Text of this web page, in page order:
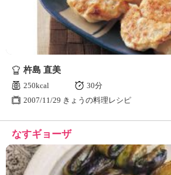
杵島 直美
250kcal
30分
2007/11/29 きょうの料理レシピ
なすギョーザ